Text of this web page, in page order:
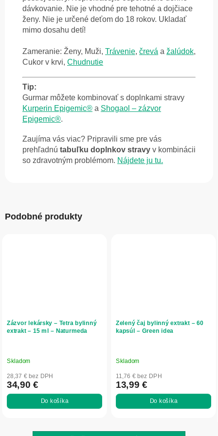
dávkovanie. Nie je vhodné pre tehotné a dojčiace
ženy. Nie je určené deťom do 18 rokov. Ukladať
mimo dosahu detí!
Zameranie: Ženy, Muži, Trávenie, črevá a žalúdok,
Cukor v krvi, Chudnutie
Tip:
Gurmar môžete kombinovať s doplnkami stravy
Kurperin Epigemic® a Shogaol – zázvor
Epigemic®.
Zaujíma vás viac? Pripravili sme pre vás
prehľadnú tabuľku doplnkov stravy v kombinácii
so zdravotným problémom. Nájdete ju tu.
Podobné produkty
Zázvor lekársky – Tetra bylinný
extrakt – 15 ml – Naturmeda
Skladom
28,37 € bez DPH
34,90 €
Do košíka
Zelený čaj bylinný extrakt – 60
kapsúl – Green idea
Skladom
11,76 € bez DPH
13,99 €
Do košíka